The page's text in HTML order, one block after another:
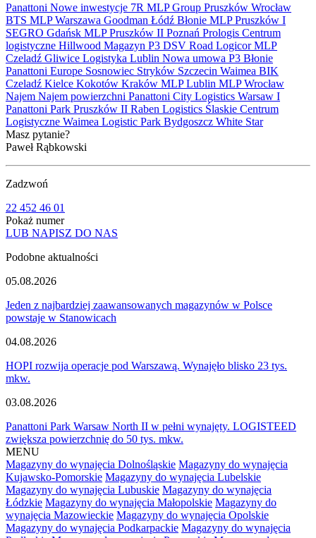
Panattoni Nowe inwestycje 7R MLP Group Pruszków Wrocław
BTS MLPWarszawa Goodman Łódź Błonie MLP Pruszków I
SEGRO Gdańsk MLP Pruszków II Poznań Prologis Centrum
logistyczne Hillwood Magazyn P3 DSV Road LogicorMLP
Czeladź Gliwice Logistyka Lublin Nowa umowa P3 Błonie
Panattoni Europe Sosnowiec Stryków Szczecin Waimea BIK
Czeladź Kielce Kokotów Kraków MLP Lublin MLP Wrocław
Najem Najem powierzchni Panattoni City Logistics Warsaw I
Panattoni Park Pruszków II Raben Logistics Ślaskie Centrum
Logistyczne Waimea Logistic Park Bydgoszcz White Star
Masz pytanie?
Paweł Rąbkowski
Zadzwoń
22 452 46 01
Pokaż numer
LUB NAPISZ DO NAS
Podobne aktualności
05.08.2026
Jeden z najbardziej zaawansowanych magazynów w Polsce
powstaje w Stanowicach
04.08.2026
HOPI rozwija operacje pod Warszawą. Wynajęło blisko 23 tys.
mkw.
03.08.2026
Panattoni Park Warsaw North II w pełni wynajęty. LOGISTEED
zwiększa powierzchnię do 50 tys. mkw.
MENU
Magazyny do wynajęcia Dolnośląskie Magazyny do wynajęcia
Kujawsko-Pomorskie Magazyny do wynajęcia Lubelskie
Magazyny do wynajęcia Lubuskie Magazyny do wynajęcia
Łódzkie Magazyny do wynajęcia Małopolskie Magazyny do
wynajęcia Mazowieckie Magazyny do wynajęcia Opolskie
Magazyny do wynajęcia Podkarpackie Magazyny do wynajęcia